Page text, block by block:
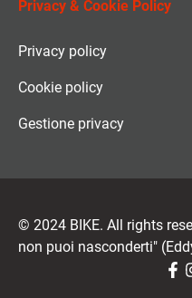
Privacy & Cookie Policy
Privacy policy
Cookie policy
Gestione privacy
© 2024 BIKE. All rights
non puoi nasconderti"